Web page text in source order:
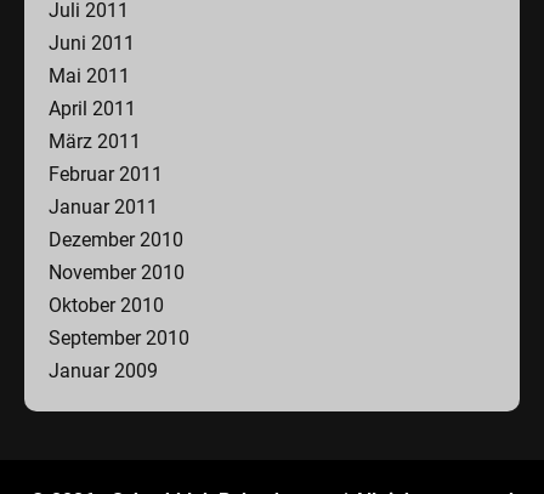
Juli 2011
Juni 2011
Mai 2011
April 2011
März 2011
Februar 2011
Januar 2011
Dezember 2010
November 2010
Oktober 2010
September 2010
Januar 2009